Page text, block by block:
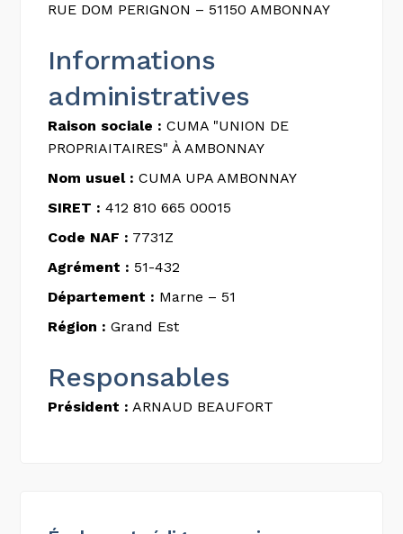
RUE DOM PERIGNON – 51150 AMBONNAY
Informations
administratives
Raison sociale : CUMA "UNION DE
PROPRIAITAIRES" À AMBONNAY
Nom usuel : CUMA UPA AMBONNAY
SIRET : 412 810 665 00015
Code NAF : 7731Z
Agrément : 51-432
Département : Marne – 51
Région : Grand Est
Responsables
Président : ARNAUD BEAUFORT